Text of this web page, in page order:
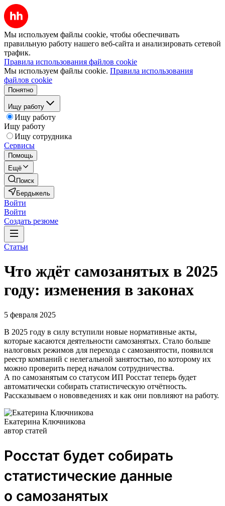
Мы используем файлы cookie, чтобы обеспечивать
правильную работу нашего веб-сайта и анализировать сетевой
трафик.
Правила использования файлов cookie
Мы используем файлы cookie. Правила использования
файлов cookie
Понятно
Ищу работу
Ищу работу
Ищу работу
Ищу сотрудника
Сервисы
Помощь
Ещё
Поиск
Бердыкель
Войти
Войти
Создать резюме
Статьи
Что ждёт самозанятых в 2025
году: изменения в законах
5 февраля 2025
В 2025 году в силу вступили новые нормативные акты,
которые касаются деятельности самозанятых. Стало больше
налоговых режимов для перехода с самозанятости, появился
реестр компаний с нелегальной занятостью, по которому их
можно проверить перед началом сотрудничества.
А по самозанятым со статусом ИП Росстат теперь будет
автоматически собирать статистическую отчётность.
Рассказываем о нововведениях и как они повлияют на работу.
Екатерина Ключникова
автор статей
Росстат будет собирать
статистические данные
о самозанятых